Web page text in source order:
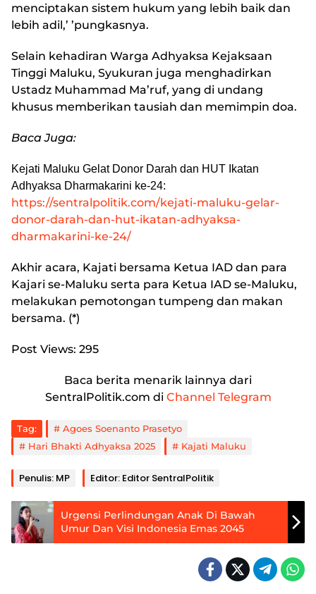
menciptakan sistem hukum yang lebih baik dan
lebih adil,’ ’pungkasnya.
Selain kehadiran Warga Adhyaksa Kejaksaan
Tinggi Maluku, Syukuran juga menghadirkan
Ustadz Muhammad Ma’ruf, yang di undang
khusus memberikan tausiah dan memimpin doa.
Baca Juga:
Kejati Maluku Gelat Donor Darah dan HUT Ikatan
Adhyaksa Dharmakarini ke-24:
https://sentralpolitik.com/kejati-maluku-gelar-
donor-darah-dan-hut-ikatan-adhyaksa-
dharmakarini-ke-24/
Akhir acara, Kajati bersama Ketua IAD dan para
Kajari se-Maluku serta para Ketua IAD se-Maluku,
melakukan pemotongan tumpeng dan makan
bersama. (*)
Post Views: 295
Baca berita menarik lainnya dari
SentralPolitik.com di Channel Telegram
Tag:
Agoes Soenanto Prasetyo
Hari Bhakti Adhyaksa 2025
Kajati Maluku
Penulis: MP Editor: Editor SentralPolitik
Urgensi Perlindungan Anak Di Bawah
Umur Dan Visi Indonesia Emas 2045